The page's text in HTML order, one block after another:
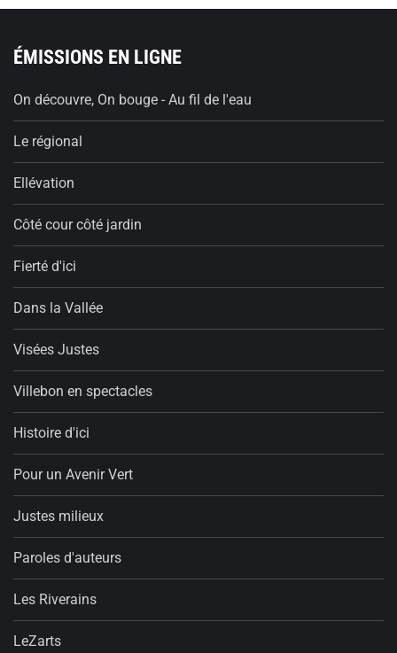
ÉMISSIONS EN LIGNE
On découvre, On bouge - Au fil de l'eau
Le régional
Ellévation
Côté cour côté jardin
Fierté d'ici
Dans la Vallée
Visées Justes
Villebon en spectacles
Histoire d'ici
Pour un Avenir Vert
Justes milieux
Paroles d'auteurs
Les Riverains
LeZarts